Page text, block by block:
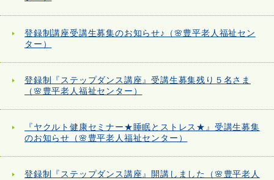
登録制講座受講生募集のお知らせ♪（🌸豊平老人福祉セン
ター）
登録制『ステップダンス講座』受講生募集残り５名さま
（🌸豊平老人福祉センター）
『ヤクルト健康セミナー★睡眠とストレス★』受講生募集
のお知らせ（🌸豊平老人福祉センター）
登録制『ステップダンス講座』開講しました（🌸豊平老人